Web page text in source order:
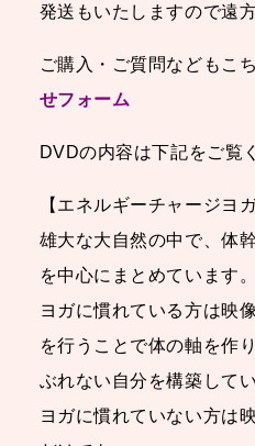
発送もいたしますので遠
ご購入・ご質問などもこ
せフォーム
DVDの内容は下記をご覧
【エネルギーチャージヨ
雄大な大自然の中で、体
を中心にまとめています。
ヨガに慣れている方は映
を行うことで体の軸を作り
ぶれない自分を構築してい
ヨガに慣れていない方は